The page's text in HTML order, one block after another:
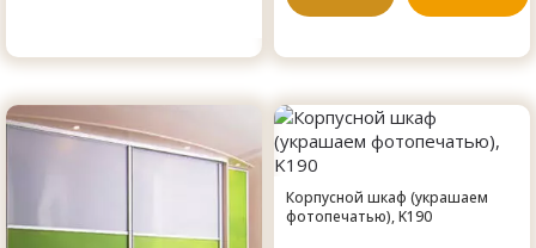
Корпусной шкаф (украшаем
фотопечатью), K190